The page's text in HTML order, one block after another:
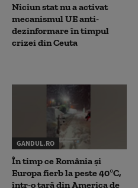
Niciun stat nu a activat
mecanismul UE anti-
dezinformare în timpul
crizei din Ceuta
GANDUL.RO
În timp ce România și
Europa fierb la peste 40°C,
într-o țară din America de